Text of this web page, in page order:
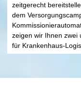
zeitgerecht
dem
zeigen wir Ihnen zwei
für Krankenhaus-